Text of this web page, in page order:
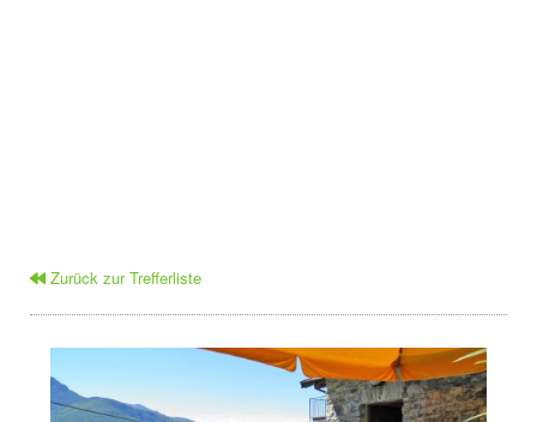
Zurück zur Trefferliste